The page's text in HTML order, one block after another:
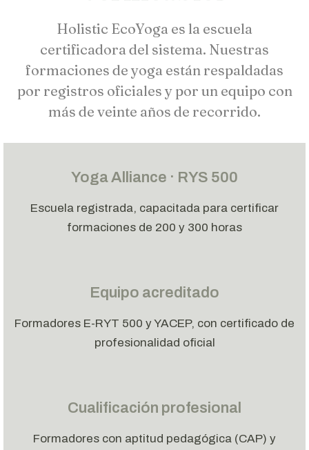
Holistic EcoYoga es la escuela
certificadora del sistema. Nuestras
formaciones de yoga están respaldadas
por registros oficiales y por un equipo con
más de veinte años de recorrido.
Yoga Alliance · RYS 500
Escuela registrada, capacitada para certificar
formaciones de 200 y 300 horas
Equipo acreditado
Formadores E-RYT 500 y YACEP, con certificado de
profesionalidad oficial
Cualificación profesional
Formadores con aptitud pedagógica (CAP) y